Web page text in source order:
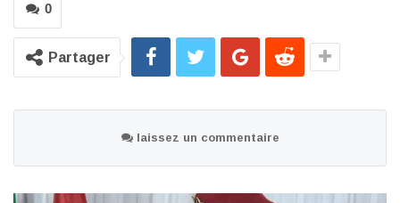
0
Partager
laissez un commentaire